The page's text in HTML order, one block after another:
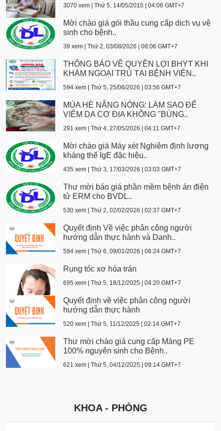
3070 xem | Thứ 5, 14/05/2015 | 04:06 GMT+7
Mời chào giá gói thầu cung cấp dịch vụ vệ
sinh cho bệnh..
39 xem | Thứ 2, 03/08/2026 | 08:06 GMT+7
THÔNG BÁO VỀ QUYỀN LỢI BHYT KHI
KHÁM NGOẠI TRÚ TẠI BỆNH VIỆN..
594 xem | Thứ 5, 25/06/2026 | 03:56 GMT+7
MÙA HÈ NẮNG NÓNG: LÀM SAO ĐỂ
VIÊM DA CƠ ĐỊA KHÔNG "BÙNG..
291 xem | Thứ 4, 27/05/2026 | 04:11 GMT+7
Mời chào giá Máy xét Nghiệm định lượng
kháng thể IgE đặc hiệu..
435 xem | Thứ 3, 17/03/2026 | 03:03 GMT+7
Thư mời báo giá phần mềm bệnh án điện
tử ERM cho BVDL..
530 xem | Thứ 2, 02/02/2026 | 02:37 GMT+7
Quyết định Về việc phân công người
hướng dẫn thực hành và Danh..
594 xem | Thứ 6, 09/01/2026 | 08:24 GMT+7
Rụng tóc xơ hóa trán
695 xem | Thứ 5, 18/12/2025 | 04:20 GMT+7
Quyết định về việc phân công người
hướng dẫn thực hành
520 xem | Thứ 5, 11/12/2025 | 02:14 GMT+7
Thư mời chào giá cung cấp Màng PE
100% nguyên sinh cho Bệnh..
621 xem | Thứ 5, 04/12/2025 | 09:14 GMT+7
KHOA - PHÒNG